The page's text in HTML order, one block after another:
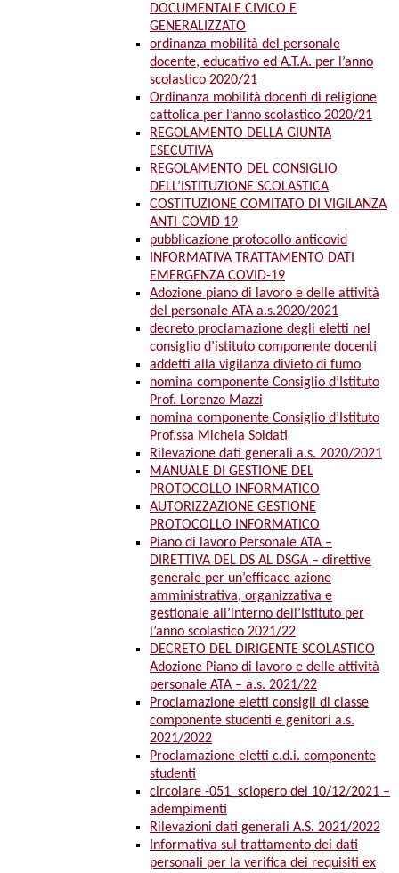
DOCUMENTALE CIVICO E
GENERALIZZATO
ordinanza mobilità del personale
docente, educativo ed A.T.A. per l’anno
scolastico 2020/21
Ordinanza mobilità docenti di religione
cattolica per l’anno scolastico 2020/21
REGOLAMENTO DELLA GIUNTA
ESECUTIVA
REGOLAMENTO DEL CONSIGLIO
DELL’ISTITUZIONE SCOLASTICA
COSTITUZIONE COMITATO DI VIGILANZA
ANTI-COVID 19
pubblicazione protocollo anticovid
INFORMATIVA TRATTAMENTO DATI
EMERGENZA COVID-19
Adozione piano di lavoro e delle attività
del personale ATA a.s.2020/2021
decreto proclamazione degli eletti nel
consiglio d’istituto componente docenti
addetti alla vigilanza divieto di fumo
nomina componente Consiglio d’Istituto
Prof. Lorenzo Mazzi
nomina componente Consiglio d’Istituto
Prof.ssa Michela Soldati
Rilevazione dati generali a.s. 2020/2021
MANUALE DI GESTIONE DEL
PROTOCOLLO INFORMATICO
AUTORIZZAZIONE GESTIONE
PROTOCOLLO INFORMATICO
Piano di lavoro Personale ATA –
DIRETTIVA DEL DS AL DSGA – direttive
generale per un’efficace azione
amministrativa, organizzativa e
gestionale all’interno dell’Istituto per
l’anno scolastico 2021/22
DECRETO DEL DIRIGENTE SCOLASTICO
Adozione Piano di lavoro e delle attività
personale ATA – a.s. 2021/22
Proclamazione eletti consigli di classe
componente studenti e genitori a.s.
2021/2022
Proclamazione eletti c.d.i. componente
studenti
circolare -051_sciopero del 10/12/2021 –
adempimenti
Rilevazioni dati generali A.S. 2021/2022
Informativa sul trattamento dei dati
personali per la verifica dei requisiti ex